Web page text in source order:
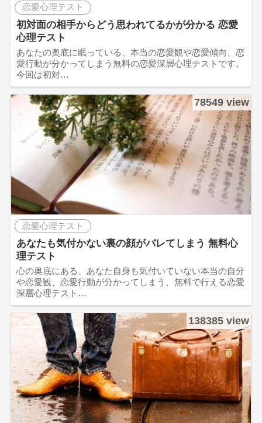
恋愛心理テスト
初対面の相手からどう思われてるかが分かる 恋愛
心理テスト
あなたの奥底に眠っている、本当の恋愛観や恋愛傾向、恋
愛行動が分かってしまう無料の恋愛深層心理テストです。
今回は初対…
78549 view
恋愛心理テスト
あなたも気付かない裏の顔がバレてしまう 無料心
理テスト
心の奥底にある、あなた自身も気付いていない本当の自分
や恋愛観、恋愛行動が分かってしまう、無料で行える恋愛
深層心理テスト…
138385 view